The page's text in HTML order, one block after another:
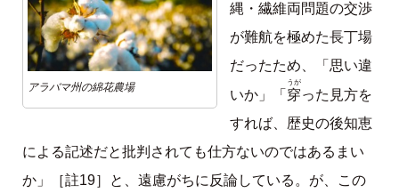
アラバマ州の綿花農場
縄・繊維両問題の交渉
が難航を極めた長丁場
だったため、「思い違
いか」「 穿
うが
った見方を
すれば、歴史の後知恵
による記述だと批判されても仕方ないのではあるまい
か」［註19］と、遠慮がちに反論している。が、この